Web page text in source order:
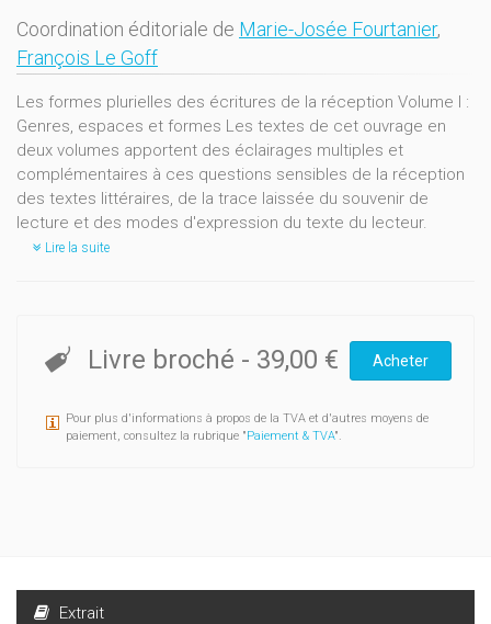
Coordination éditoriale de Marie-Josée Fourtanier,
François Le Goff
Les formes plurielles des écritures de la réception Volume I :
Genres, espaces et formes Les textes de cet ouvrage en
deux volumes apportent des éclairages multiples et
complémentaires à ces questions sensibles de la réception
des textes littéraires, de la trace laissée du souvenir de
lecture et des modes d'expression du texte du lecteur.
Lire la suite
Livre broché - 39,00 € Acheter
Pour plus d'informations à propos de la TVA et d'autres moyens de
paiement, consultez la rubrique "Paiement & TVA".
Extrait